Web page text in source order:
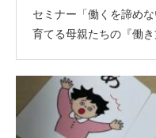
セミナー「働くを諦め
育てる母親たちの『働